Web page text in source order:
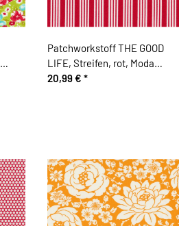
Patchworkstoff THE GOOD
LIFE, Streifen, rot, Moda
Fabrics
20,99 € *